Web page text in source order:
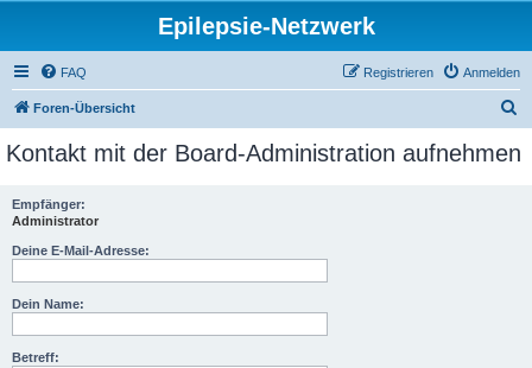
Epilepsie-Netzwerk
FAQ Anmelden
Registrieren
Foren-Übersicht
c
Kontakt mit der Board-Administration aufnehmen
Empfänger:
Administrator
Deine E-Mail-Adresse:
Dein Name:
Betreff: